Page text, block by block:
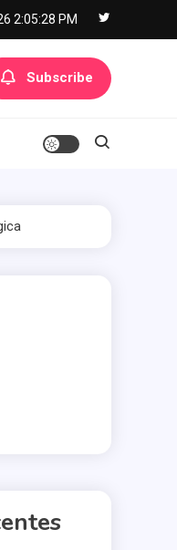
2:05:29 PM
Subscribe